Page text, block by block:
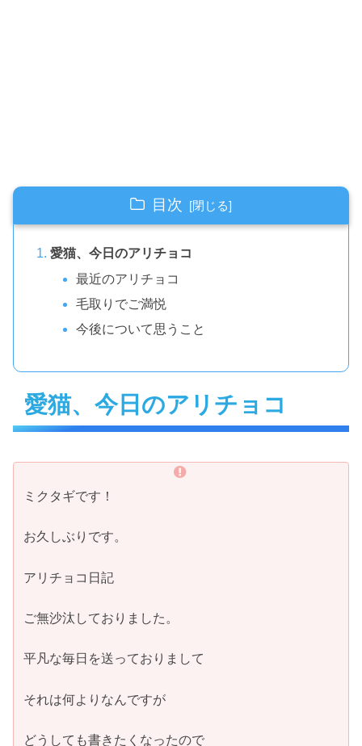
目次
愛猫、今日のアリチョコ
最近のアリチョコ
毛取りでご満悦
今後について思うこと
愛猫、今日のアリチョコ
ミクタギです！
お久しぶりです。
アリチョコ日記
ご無沙汰しておりました。
平凡な毎日を送っておりまして
それは何よりなんですが
どうしても書きたくなったので